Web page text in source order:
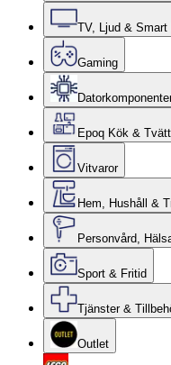
TV, Ljud & Smart
Gaming
Epoq Kök &
Vitvaror
Hem, Hushåll &
Personvård,
Sport & Fritid
Tjänster &
Outlet